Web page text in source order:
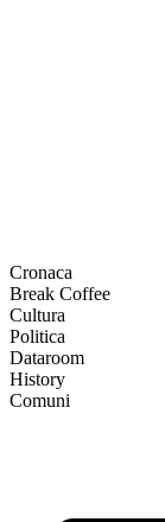
Cronaca
Break Coffee
Cultura
Politica
Dataroom
History
Comuni